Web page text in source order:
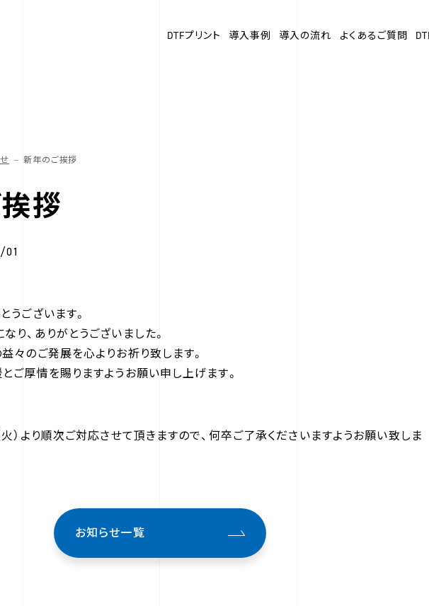
DTFプリント 導入事例 導入の流れ よくあるご質問
新年のご挨拶
拶
うございます。
り、ありがとうございました。
々のご発展を心よりお祈り致します。
ご厚情を賜りますようお願い申し上げます。
）より順次ご対応させて頂きますので、何卒ご了承くださいますようお願い致しま
お知らせ一覧